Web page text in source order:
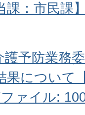
課：市民課
護予防業務
果について
ァイル: